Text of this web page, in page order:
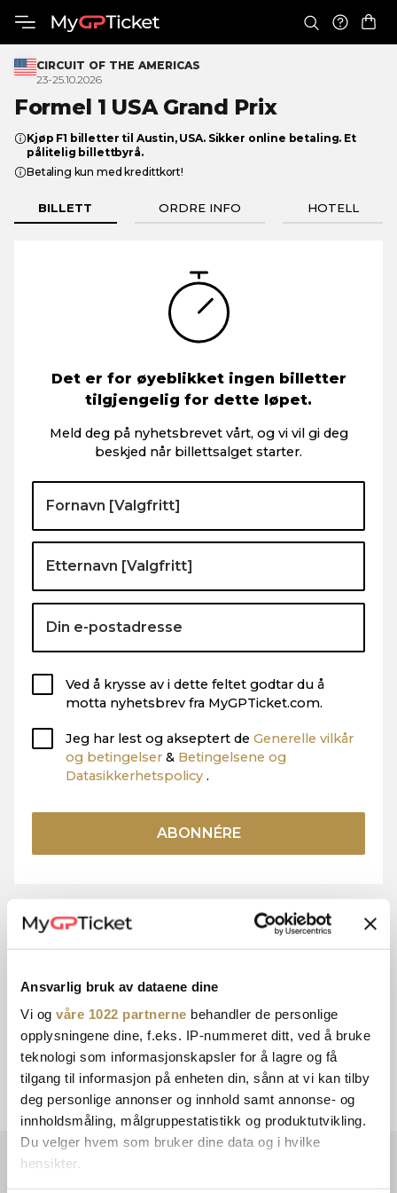
Ansvarlig bruk av dataene dine
Vi og våre 1022 partnerne behandler de personlige
opplysningene dine, f.eks. IP-nummeret ditt, ved å bruke
teknologi som informasjonskapsler for å lagre og få
tilgang til informasjon på enheten din, sånn at vi kan tilby
deg personlige annonser og innhold samt annonse- og
innholdsmåling, målgruppestatistikk og produktutvikling.
Du velger hvem som bruker dine data og i hvilke
hensikter.
CIRCUIT OF THE AMERICAS
23-25.10.2026
Formel 1 USA Grand Prix
Kjøp F1 billetter til Austin, USA. Sikker online betaling. Et
pålitelig billettbyrå.
Betaling kun med kredittkort!
BILLETT ORDRE INFO HOTELL
Det er for øyeblikket ingen billetter
tilgjengelig for dette løpet.
Meld deg på nyhetsbrevet vårt, og vi vil gi deg
beskjed når billettsalget starter.
Ved å krysse av i dette feltet godtar du å
motta nyhetsbrev fra MyGPTicket.com.
Jeg har lest og akseptert de Generelle vilkår
og betingelser& Betingelsene og
Datasikkerhetspolicy .
ABONNÉRE
ERFARING
KUNDE-SERVICE
SENDING
NYHETSBREV
Abonner nå og få de siste billetttilbudene og kampanjene!